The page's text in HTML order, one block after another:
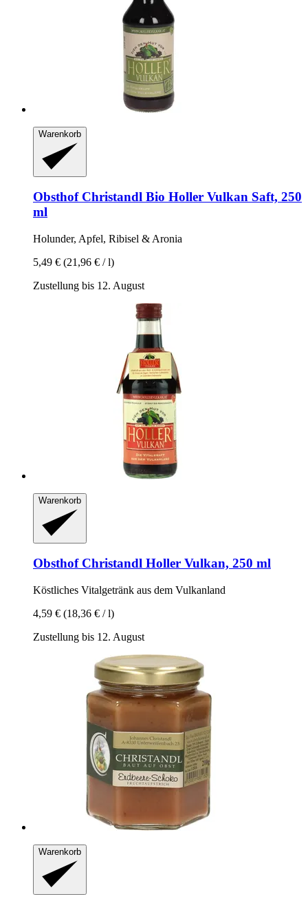
Warenkorb
Obsthof Christandl Bio Holler Vulkan Saft, 250
ml
Holunder, Apfel, Ribisel & Aronia
5,49 € (21,96 € / l)
Zustellung bis 12. August
Warenkorb
Obsthof Christandl Holler Vulkan, 250 ml
Köstliches Vitalgetränk aus dem Vulkanland
4,59 € (18,36 € / l)
Zustellung bis 12. August
Warenkorb